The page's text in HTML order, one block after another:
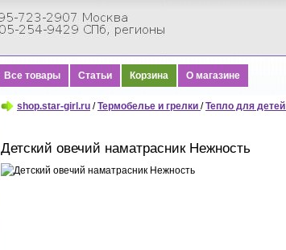
Все товары Статьи Корзина О магазине
shop.star-girl.ru /Термобелье и грелки /Тепло для детей
Детский овечий наматрасник Нежность